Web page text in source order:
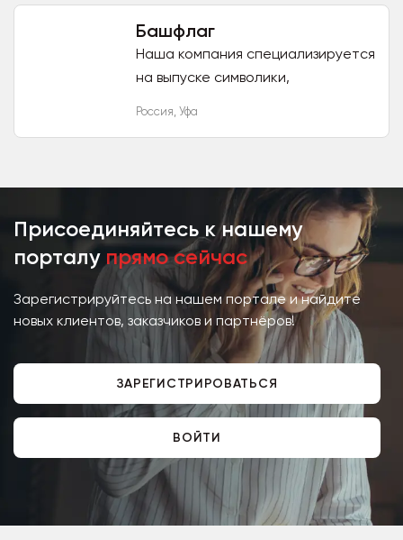
Башфлаг
Наша компания специализируется
на выпуске символики,
сувенирно-представительской
Россия, Уфа
Присоединяйтесь к нашему
порталу прямо сейчас
Зарегистрируйтесь на нашем портале и найдите
новых клиентов, заказчиков и партнёров!
ЗАРЕГИСТРИРОВАТЬСЯ
ВОЙТИ